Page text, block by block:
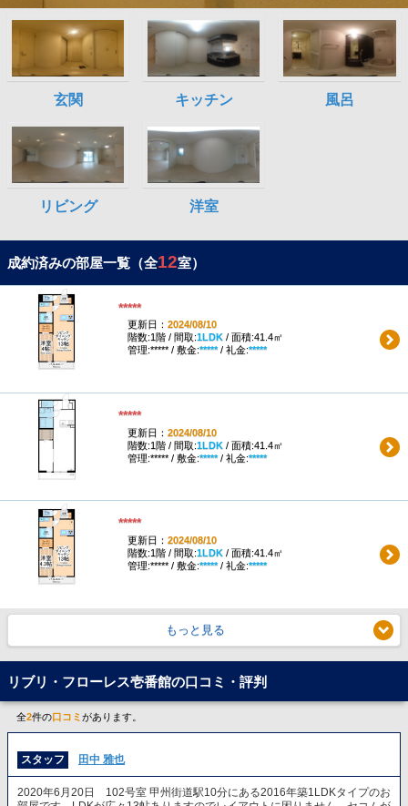
成約済みの部屋一覧（全12室）
*****
更新日： 2024/08/10
階数:1階 / 間取:1LDK/ 面積:41.4㎡
管理:***** / 敷金:*****/ 礼金:*****
*****
更新日： 2024/08/10
階数:1階 / 間取:1LDK/ 面積:41.4㎡
管理:***** / 敷金:*****/ 礼金:*****
*****
更新日： 2024/08/10
階数:1階 / 間取:1LDK/ 面積:41.4㎡
管理:***** / 敷金:*****/ 礼金:*****
もっと見る
リブリ・フローレス壱番館の口コミ・評判
全2件の口コミがあります。
スタッフ 田中 雅也
2020年6月20日 102号室 甲州街道駅10分にある2016年築1LDKタイプのお